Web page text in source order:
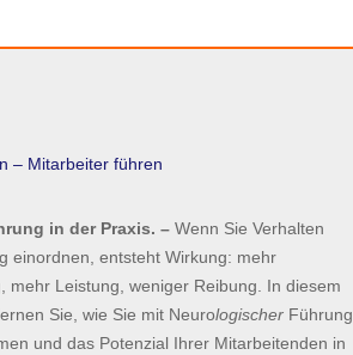
– Mitarbeiter führen
in der Praxis. – Wenn Sie Verhalten
einordnen, entsteht Wirkung: mehr
mehr Leistung, weniger Reibung. In diesem
Sie, wie Sie mit Neurologischer Führung
und das Potenzial Ihrer Mitarbeitenden in